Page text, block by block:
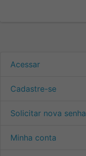
Acessar
Cadastre-se
Solicitar nova senha
Minha conta